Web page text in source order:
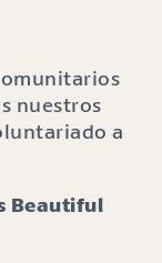
nuestros
a
Beautiful